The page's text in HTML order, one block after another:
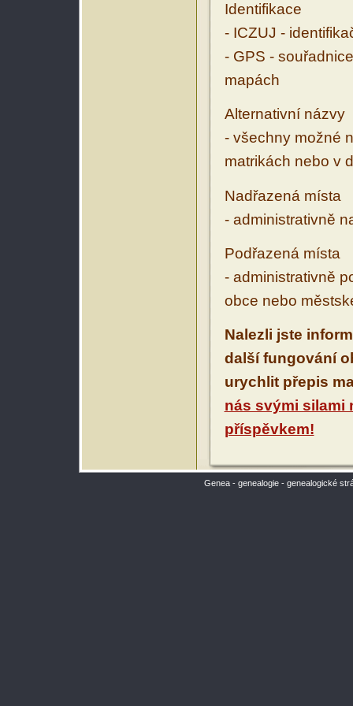
Identifikace
- ICZUJ -
- GPS -
mapách
Alternativní názvy
- všechny možné
matrikách nebo v
Nadřazená místa
- administrativně
Podřazená místa
- administrativně
obce nebo
Nalezli jste
další fungování
urychlit přepis
nás svými silami
příspěvkem!
Genea - genealogie - genealogické